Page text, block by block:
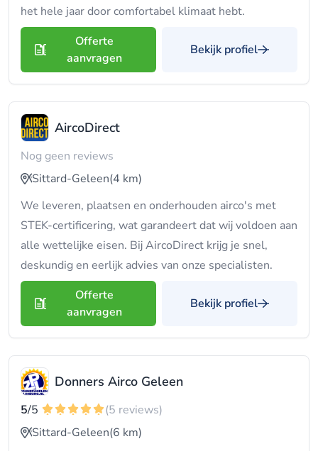
het hele jaar door comfortabel klimaat hebt.
Offerte
aanvragen
Bekijk profiel
AircoDirect
Nog geen reviews
Sittard-Geleen(4 km)
We leveren, plaatsen en onderhouden airco's met
STEK-certificering, wat garandeert dat wij voldoen aan
alle wettelijke eisen. Bij AircoDirect krijg je snel,
deskundig en eerlijk advies van onze specialisten.
Offerte
aanvragen
Bekijk profiel
Donners Airco Geleen
5/5
(5 reviews)
Sittard-Geleen(6 km)